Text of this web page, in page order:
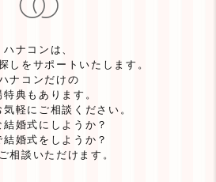
ハナコンは、
しをサポートいたします。
ナコンだけの
特典もあります。
軽にご相談ください。
結婚式にしようか？
結婚式をしようか？
相談いただけます。